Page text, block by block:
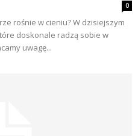
0
rośnie w cieniu? W dzisiejszym
doskonale radzą sobie w
uwagę...